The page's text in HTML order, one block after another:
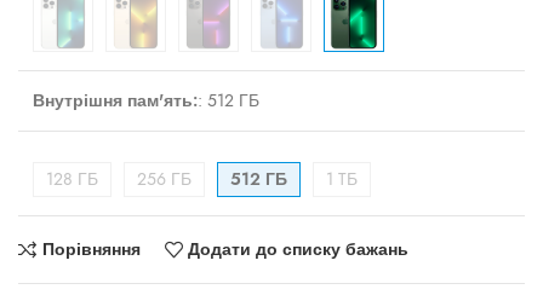
Внутрішня пам'ять:: 512 ГБ
128 ГБ 256 ГБ 512 ГБ 1 TБ
Порівняння Додати до списку бажань